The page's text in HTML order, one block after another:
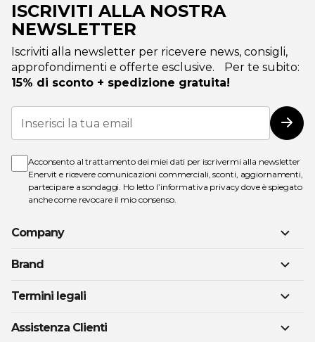
ISCRIVITI ALLA NOSTRA
NEWSLETTER
Iscriviti alla newsletter per ricevere news, consigli,
approfondimenti e offerte esclusive. Per te subito:
15% di sconto + spedizione gratuita!
Iscriviti
alla
nostra
Acconsento al trattamento dei miei dati per iscrivermi alla newsletter
Enervit e ricevere comunicazioni commerciali, sconti, aggiornamenti,
partecipare a sondaggi. Ho letto l’informativa privacydove è spiegato
anche come revocare il mio consenso.
Company
Brand
Termini legali
Assistenza Clienti